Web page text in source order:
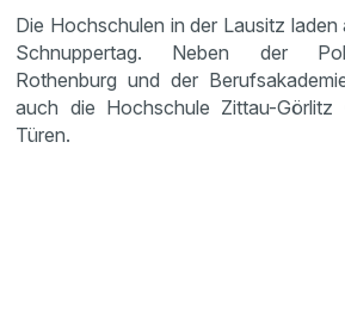
Die Hochschulen in der Lausitz
Schnuppertag. Neben der
Rothenburg und der
auch die Hochschule Zittau-Görlitz
Türen.